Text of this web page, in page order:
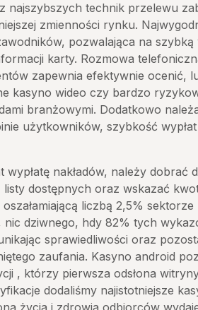
najszybszych technik przelewu
zmienności rynku.
pozwalająca na szybką
karty. Rozmowa
zapewnia efektywnie ocenić,
kasyno wideo czy bardzo
branżowymi. Dodatkowo
użytkowników, szybkość
wypłatę nakładów, należy dobrać
listy dostępnych oraz wskazać
liczbą 2,5% sektorze
nic dziwnego, hdy 82% tych
sprawiedliwości oraz
zaufania. Kasyno android
, którzy pierwsza odsłona
dodaliśmy najistotniejsze
życia i zdrowia odbiorców